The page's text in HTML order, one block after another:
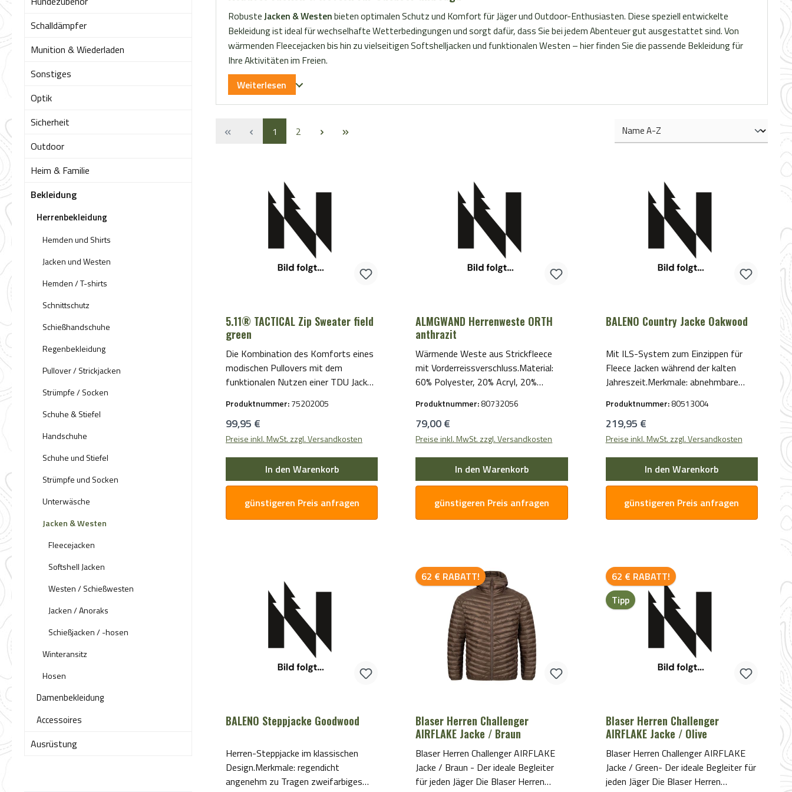
Schalldämpfer
Munition & Wiederladen
Sonstiges
Optik
Sicherheit
Outdoor
Heim & Familie
Bekleidung
Herrenbekleidung
Hemden und Shirts
Jacken und Westen
Hemden / T-shirts
Schnittschutz
Schießhandschuhe
Regenbekleidung
Pullover / Strickjacken
Strümpfe / Socken
Schuhe & Stiefel
Handschuhe
Schuhe und Stiefel
Strümpfe und Socken
Unterwäsche
Jacken & Westen
Fleecejacken
Softshell Jacken
Westen / Schießwesten
Jacken / Anoraks
Schießjacken / -hosen
Winteransitz
Hosen
Damenbekleidung
Accessoires
Ausrüstung
RobusteJacken & Westenbieten optimalen Schutz und Komfort für Jäger und Outdoor-Enthusiasten. Diese speziell entwickelte
Bekleidung ist ideal für wechselhafte Wetterbedingungen und sorgt dafür, dass Sie bei jedem Abenteuer gut ausgestattet sind. Von
wärmenden Fleecejacken bis hin zu vielseitigen Softshelljacken und funktionalen Westen – hier finden Sie die passende Bekleidung für
Ihre Aktivitäten im Freien.
Weiterlesen
Seite
1 Seite
2
5.11® TACTICAL Zip Sweater field
green
Die Kombination des Komforts eines
modischen Pullovers mit dem
funktionalen Nutzen einer TDU Jacke
Pullover zu einem überaus beliebten
Produkt.Merkmale: sichere
Reißverschlussbrusttasche
Lendentasche auf der Rückseite
elastische Saum und Ärmelbündchen
Ellenbogen YKK® Reißverschluss
Farbe: field greenMaterial:100%
Produktnummer:75202005
Regulärer Preis:
99,95 €
Preise inkl. MwSt. zzgl. Versandkosten
In den Warenkorb
günstigeren Preis anfragen
ALMGWAND Herrenweste ORTH
anthrazit
Wärmende Weste aus Strickfleece
mit Vorderreissverschluss.Material:
60% Polyester, 20% Acryl, 20%
Bestandteile tierischen Ursprungs.
Produktnummer:80732056
Regulärer Preis:
79,00 €
Preise inkl. MwSt. zzgl. Versandkosten
In den Warenkorb
günstigeren Preis anfragen
BALENO Country Jacke Oakwood
Mit ILS-System zum Einzippen für
Fleece Jacken während der kalten
Jahreszeit.Merkmale: abnehmbare
Leckerchentasche Wildtasche Farbe:
grünObermaterial: 85% Polyester, 15%
Polyamid
Produktnummer:80513004
Regulärer Preis:
219,95 €
Preise inkl. MwSt. zzgl. Versandkosten
In den Warenkorb
günstigeren Preis anfragen
BALENO Steppjacke Goodwood
Herren-Steppjacke im klassischen
Design.Merkmale: regendicht
angenehm zu Tragen zweifarbiges
62 € RABATT! Rabatt
Blaser Herren Challenger
AIRFLAKE Jacke / Braun
Blaser Herren Challenger AIRFLAKE
Jacke / Braun - Der ideale Begleiter
für jeden Jäger Die Blaser Herren
62 € RABATT!Rabatt
Tipp
Blaser Herren Challenger
AIRFLAKE Jacke / Olive
Blaser Herren Challenger AIRFLAKE
Jacke / Green- Der ideale Begleiter für
jeden Jäger Die Blaser Herren